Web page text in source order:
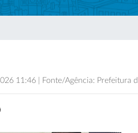
11:46 | Fonte/Agência: Prefeitura